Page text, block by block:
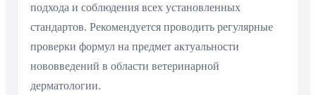
подхода и соблюдения всех установленных
стандартов. Рекомендуется проводить регулярные
проверки формул на предмет актуальности
нововведений в области ветеринарной
дерматологии.